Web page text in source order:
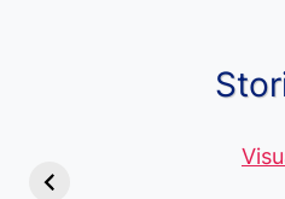
Diferença e
de